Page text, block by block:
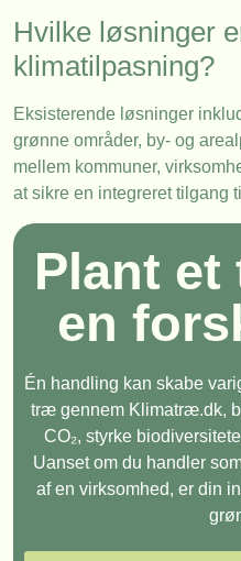
Hvilke løsninger
klimatilpasning?
Eksisterende løsninger
grønne områder, by- og
mellem kommuner,
at sikre en integreret tilgang
Plant
en
Én handling kan skabe
træ gennem Klimatræ.dk,
CO₂, styrke
Uanset om du handler
af en virksomhed, er din